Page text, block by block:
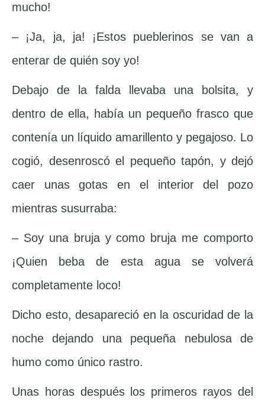
mucho!
– ¡Ja, ja, ja! ¡Estos pueblerinos se van a
enterar de quién soy yo!
Debajo de la falda llevaba una bolsita, y
dentro de ella, había un pequeño frasco que
contenía un líquido amarillento y pegajoso. Lo
cogió, desenroscó el pequeño tapón, y dejó
caer unas gotas en el interior del pozo
mientras susurraba:
– Soy una bruja y como bruja me comporto
¡Quien beba de esta agua se volverá
completamente loco!
Dicho esto, desapareció en la oscuridad de la
noche dejando una pequeña nebulosa de
humo como único rastro.
Unas horas después los primeros rayos del